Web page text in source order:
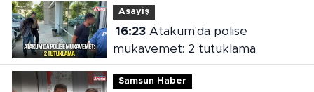
Asayiş
16:23Atakum'da polise
mukavemet: 2 tutuklama
Samsun Haber